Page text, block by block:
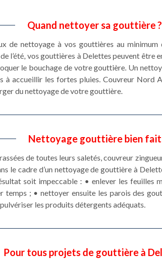
Quand nettoyer sa gouttière ?
de nettoyage à vos gouttières au
l’été, vos gouttières à Delettes peuvent être
le bouchage de votre gouttière. Un
à accueillir les fortes pluies. Couvreur Nord
du nettoyage de votre gouttière.
Nettoyage gouttière bien fait
de toutes leurs saletés, couvreur
le cadre d’un nettoyage de gouttière à
soit impeccable : • enlever les feuilles
temps ; • nettoyer ensuite les parois des
les produits détergents adéquats.
Pour tous projets de gouttière à